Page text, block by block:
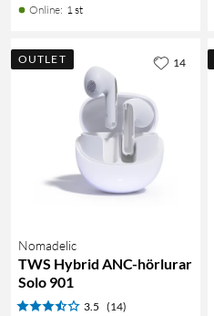
Online: 1 st
OUTLET
Nomadelic
TWS Hybrid ANC-hörlurar
Solo 901
3.5 (14)
14